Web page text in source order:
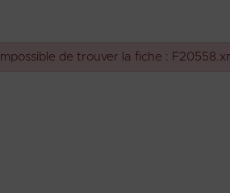
Impossible de trouver la fiche :